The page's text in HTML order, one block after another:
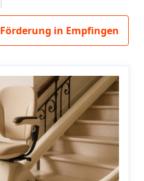
Förderung in Empfingen